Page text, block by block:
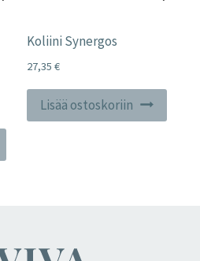
Koliini Synergos
27,35 €
Lisää ostoskoriin